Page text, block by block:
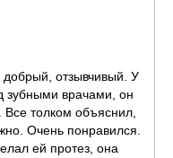
отзывчивый. У
зубными врачами, он
Все толком объяснил,
Очень понравился.
ей протез, она